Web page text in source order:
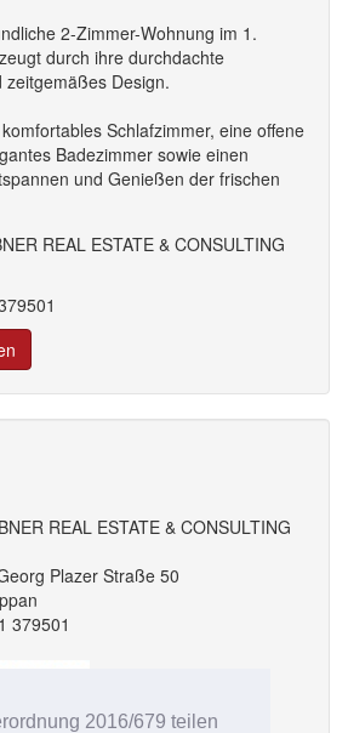
2016/679 teilen
2-Zimmer-Wohnung im 1.
durch ihre durchdachte
Design.
Schlafzimmer, eine offene
Badezimmer sowie einen
und Genießen der frischen
REAL ESTATE & CONSULTING
501
REAL ESTATE & CONSULTING
Plazer Straße 50
379501